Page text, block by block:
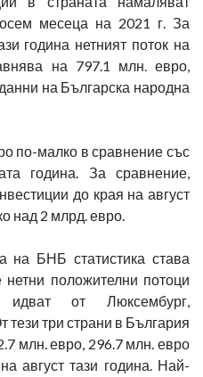
месеца на 2021 г. За
година нетният поток на
на 797.1 млн. евро,
на Българска народна
по-малко в сравнение със
година. За сравнение,
до края на август
над 2 млрд. евро.
на БНБ статистика става
положителни потоци
от Люксембург,
три страни в България
млн. евро, 296.7 млн. евро
август тази година. Най-